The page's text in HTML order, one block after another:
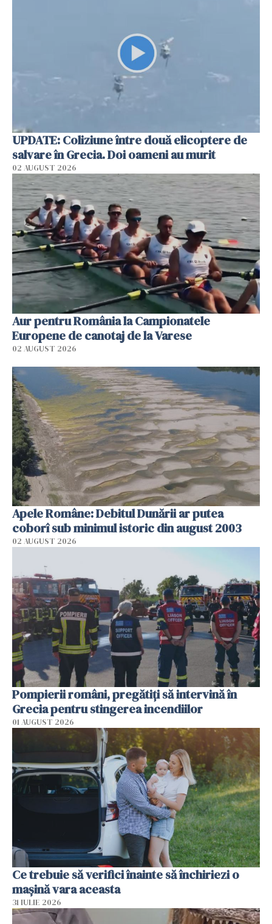
UPDATE: Coliziune între două elicoptere de
salvare în Grecia. Doi oameni au murit
02 AUGUST 2026
Aur pentru România la Campionatele
Europene de canotaj de la Varese
02 AUGUST 2026
Apele Române: Debitul Dunării ar putea
coborî sub minimul istoric din august 2003
02 AUGUST 2026
Pompierii români, pregătiţi să intervină în
Grecia pentru stingerea incendiilor
01 AUGUST 2026
Ce trebuie să verifici înainte să închiriezi o
mașină vara aceasta
31 IULIE 2026